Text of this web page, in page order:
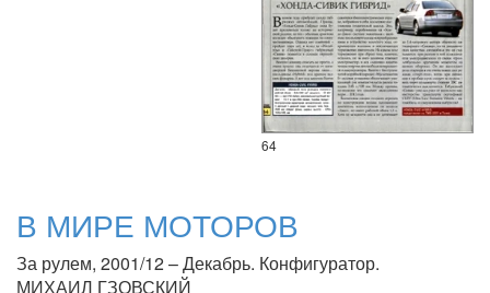
64
В МИРЕ МОТОРОВ
За рулем, 2001/12 – Декабрь. Конфигуратор.
МИХАИЛ ГЗОВСКИЙ